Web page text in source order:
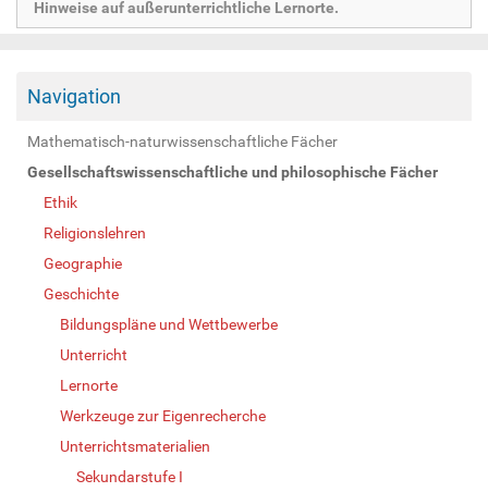
Hinweise auf außerunterrichtliche Lernorte.
Navigation
Mathematisch-naturwissenschaftliche Fächer
Gesellschaftswissenschaftliche und philosophische Fächer
Ethik
Religionslehren
Geographie
Geschichte
Bildungspläne und Wettbewerbe
Unterricht
Lernorte
Werkzeuge zur Eigenrecherche
Unterrichtsmaterialien
Sekundarstufe I